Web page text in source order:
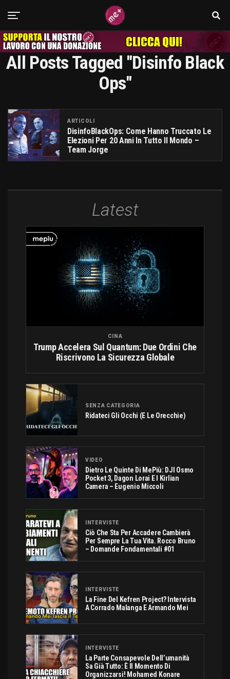
All Posts Tagged "disinfo Black
Ops"
ARTICOLI
DisinfoBlackOps: Come Hanno Truccato Le
Elezioni Per 20 Anni In Tutto Il Mondo –
Team Jorge
Latest
CINA
Trump Accelera Sul Quantum: Due Ordini Che
Riscrivono La Sicurezza Globale
SENZA CATEGORIA
Ridateci Gli Occhi (e Le Orecchie)
VIDEO
Dietro Le Quinte Di MePiù: DJI Osmo
Pocket 3, Dagon Lorai E I Kirlian
Camera – Eugenio Miccoli
INTERVISTE
Ciò Che Sta Per Accadere Cambierà
Per Sempre La Tua Vita. Rocco Bruno
– Domande Fondamentali #01
INTERVISTE
La Fine Del Kefren Project? Intervista
A Corrado Malanga E Armando Mei
INTERVISTE
La Parte Consapevole Dell’umanità
Sa Già Tutto: È Il Momento Di
Organizzarsi! Mohamed Konare